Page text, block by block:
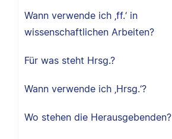
Wann verwende ich ‚ff.‘ in
wissenschaftlichen Arbeiten?
Für was steht Hrsg.?
Wann verwende ich ‚Hrsg.‘?
Wo stehen die Herausgebenden?